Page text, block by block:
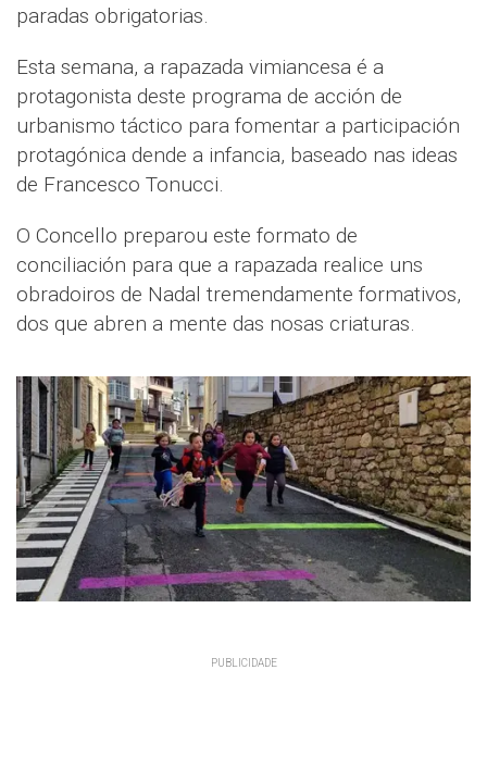
paradas obrigatorias.
Esta semana, a rapazada vimiancesa é a
protagonista deste programa de acción de
urbanismo táctico para fomentar a participación
protagónica dende a infancia, baseado nas ideas
de Francesco Tonucci.
O Concello preparou este formato de
conciliación para que a rapazada realice uns
obradoiros de Nadal tremendamente formativos,
dos que abren a mente das nosas criaturas.